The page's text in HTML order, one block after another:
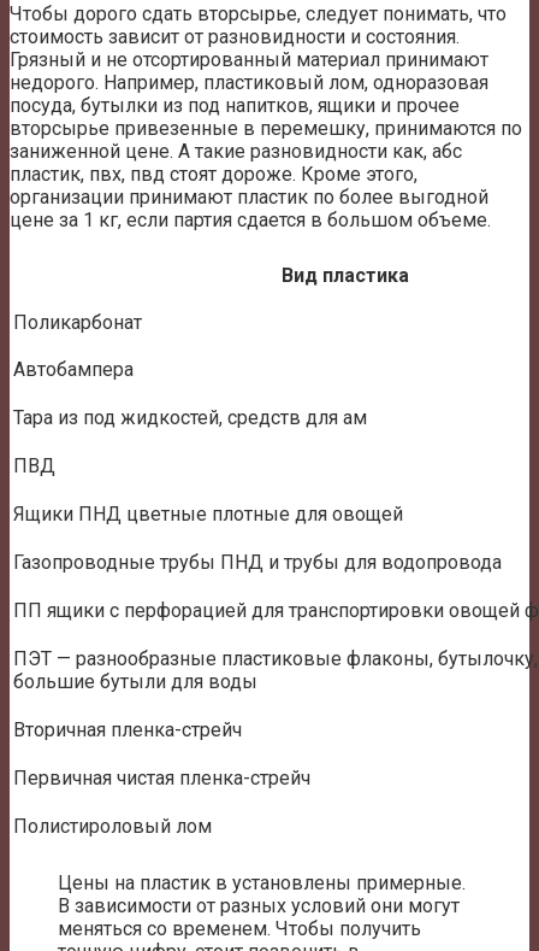
Чтобы дорого сдать вторсырье, следует понимать, что
стоимость зависит от разновидности и состояния.
Грязный и не отсортированный материал принимают
недорого. Например, пластиковый лом, одноразовая
посуда, бутылки из под напитков, ящики и прочее
вторсырье привезенные в перемешку, принимаются по
заниженной цене. А такие разновидности как, абс
пластик, пвх, пвд стоят дороже. Кроме этого,
организации принимают пластик по более выгодной
цене за 1 кг, если партия сдается в большом объеме.
Вид пластика
Поликарбонат
Автобампера
Тара из под жидкостей, средств для ам
ПВД
Ящики ПНД цветные плотные для овощей
Газопроводные трубы ПНД и трубы для водопровода
ПП ящики с перфорацией для транспортировки овощей
ПЭТ — разнообразные пластиковые флаконы, бутылочку,
большие бутыли для воды
Вторичная пленка-стрейч
Первичная чистая пленка-стрейч
Полистироловый лом
Цены на пластик в установлены примерные.
В зависимости от разных условий они могут
меняться со временем. Чтобы получить